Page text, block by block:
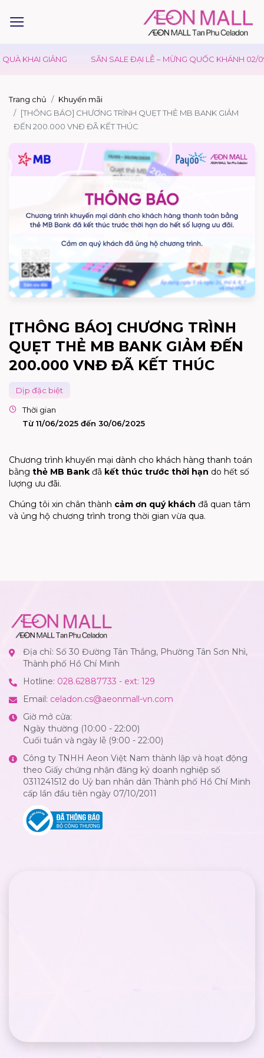
KHAI GIẢNG SĂN SALE ĐẠI LỄ – MỪNG QUỐC KHÁNH 02/09
Trang chủ
Khuyến mãi
[THÔNG BÁO] CHƯƠNG TRÌNH QUẸT THẺ MB BANK GIẢM
ĐẾN 200.000 VNĐ ĐÃ KẾT THÚC
[THÔNG BÁO] CHƯƠNG TRÌNH
QUẸT THẺ MB BANK GIẢM ĐẾN
200.000 VNĐ ĐÃ KẾT THÚC
Dịp đặc biệt
Thời gian
Từ 11/06/2025 đến 30/06/2025
Chương trình khuyến mại dành cho khách hàng thanh toán
bằng thẻ MB Bank đã kết thúc trước thời hạn do hết số
lượng ưu đãi.
Chúng tôi xin chân thành cảm ơn quý khách đã quan tâm
và ủng hộ chương trình trong thời gian vừa qua.
Địa chỉ: Số 30 Đường Tân Thắng, Phường Tân Sơn Nhì,
Thành phố Hồ Chí Minh
Hotline: 028.62887733 - ext: 129
Email: celadon.cs@aeonmall-vn.com
Giờ mở cửa:
Ngày thường (10:00 - 22:00)
Cuối tuần và ngày lễ (9:00 - 22:00)
Công ty TNHH Aeon Việt Nam thành lập và hoạt động
theo Giấy chứng nhận đăng ký doanh nghiệp số
0311241512 do Uỷ ban nhân dân Thành phố Hồ Chí Minh
cấp lần đầu tiên ngày 07/10/2011